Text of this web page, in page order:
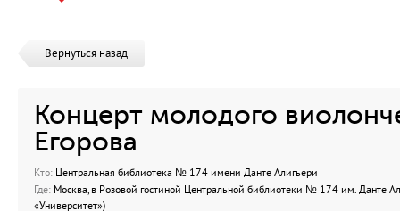
Вернуться назад
Концерт молодого
Егорова
Кто: Центральная библиотека № 174 имени Данте Алигьери
Где: Москва, в Розовой гостиной Центральной библиотеки № 174 им. Данте
«Университет»)